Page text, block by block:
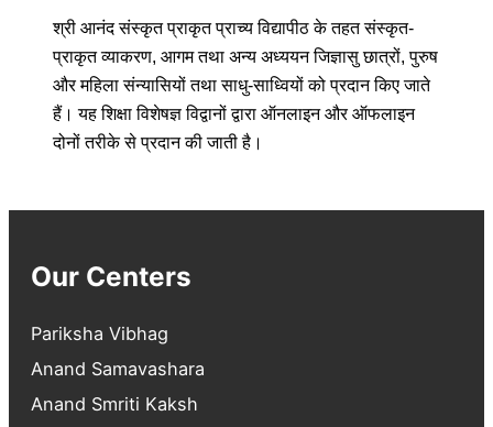
श्री आनंद संस्कृत प्राकृत प्राच्य विद्यापीठ के तहत संस्कृत-
प्राकृत व्याकरण, आगम तथा अन्य अध्ययन जिज्ञासु छात्रों, पुरुष
और महिला संन्यासियों तथा साधु-साध्वियों को प्रदान किए जाते
हैं। यह शिक्षा विशेषज्ञ विद्वानों द्वारा ऑनलाइन और ऑफलाइन
दोनों तरीके से प्रदान की जाती है।
Our Centers
Pariksha Vibhag
Anand Samavashara
Anand Smriti Kaksh